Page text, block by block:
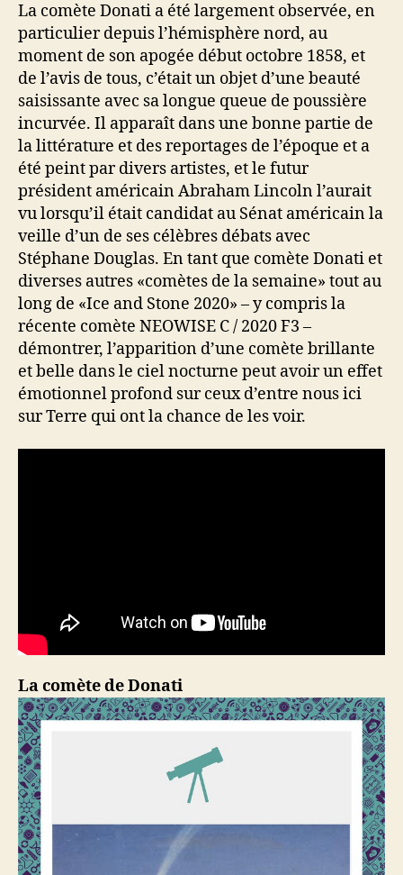
La comète Donati a été largement observée, en
particulier depuis l’hémisphère nord, au
moment de son apogée début octobre 1858, et
de l’avis de tous, c’était un objet d’une beauté
saisissante avec sa longue queue de poussière
incurvée. Il apparaît dans une bonne partie de
la littérature et des reportages de l’époque et a
été peint par divers artistes, et le futur
président américain Abraham Lincoln l’aurait
vu lorsqu’il était candidat au Sénat américain la
veille d’un de ses célèbres débats avec
Stéphane Douglas. En tant que comète Donati et
diverses autres «comètes de la semaine» tout au
long de «Ice and Stone 2020» – y compris la
récente comète NEOWISE C / 2020 F3 –
démontrer, l’apparition d’une comète brillante
et belle dans le ciel nocturne peut avoir un effet
émotionnel profond sur ceux d’entre nous ici
sur Terre qui ont la chance de les voir.
La comète de Donati